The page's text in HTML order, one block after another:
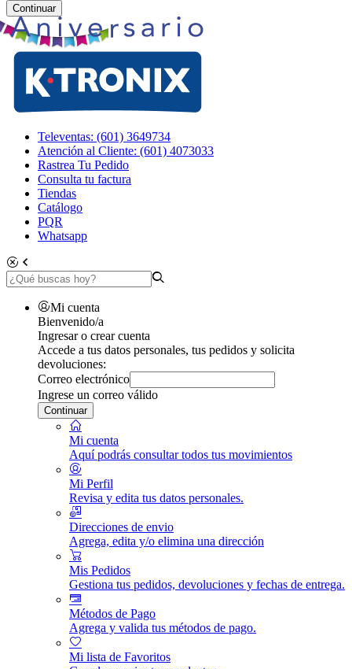
Continuar
Televentas: (601) 3649734
Atención al Cliente: (601) 4073033
Rastrea Tu Pedido
Consulta tu factura
Tiendas
Catálogo
PQR
Whatsapp
Mi cuenta
Bienvenido/a
Ingresar o crear cuenta
Accede a tus datos personales, tus pedidos y solicita
devoluciones:
Correo electrónico
Ingrese un correo válido
Continuar
Mi cuenta
Aquí podrás consultar todos tus movimientos
Mi Perfil
Revisa y edita tus datos personales.
Direcciones de envio
Agrega, edita y/o elimina una dirección
Mis Pedidos
Gestiona tus pedidos, devoluciones y fechas de entrega.
Métodos de Pago
Agrega y valida tus métodos de pago.
Mi lista de Favoritos